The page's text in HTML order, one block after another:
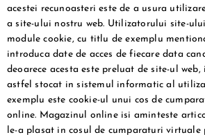
acestei recunoasteri este de a usura
a site-ului nostru web. Utilizatorului site-
module cookie, cu titlu de exemplu
introduca date de acces de fiecare data
deoarece acesta este preluat de site-ul web,
astfel stocat in sistemul informatic al
exemplu este cookie-ul unui cos de
online. Magazinul online isi aminteste
le-a plasat in cosul de cumparaturi